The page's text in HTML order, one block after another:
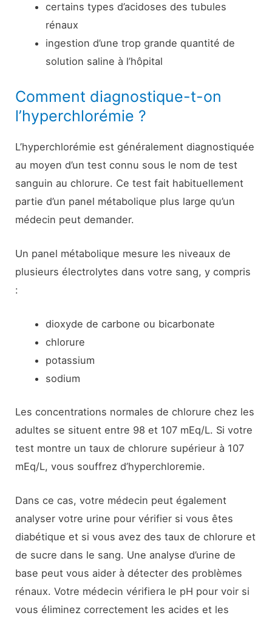
certains types d’acidoses des tubules
rénaux
ingestion d’une trop grande quantité de
solution saline à l’hôpital
Comment diagnostique-t-on
l’hyperchlorémie ?
L’hyperchlorémie est généralement diagnostiquée
au moyen d’un test connu sous le nom de test
sanguin au chlorure. Ce test fait habituellement
partie d’un panel métabolique plus large qu’un
médecin peut demander.
Un panel métabolique mesure les niveaux de
plusieurs électrolytes dans votre sang, y compris
:
dioxyde de carbone ou bicarbonate
chlorure
potassium
sodium
Les concentrations normales de chlorure chez les
adultes se situent entre 98 et 107 mEq/L. Si votre
test montre un taux de chlorure supérieur à 107
mEq/L, vous souffrez d’hyperchloremie.
Dans ce cas, votre médecin peut également
analyser votre urine pour vérifier si vous êtes
diabétique et si vous avez des taux de chlorure et
de sucre dans le sang. Une analyse d’urine de
base peut vous aider à détecter des problèmes
rénaux. Votre médecin vérifiera le pH pour voir si
vous éliminez correctement les acides et les